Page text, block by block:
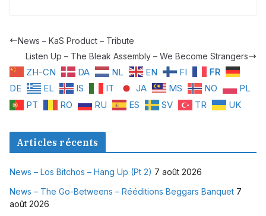
News – KaS Product – Tribute
Listen Up – The Bleak Assembly – We Become Strangers
ZH-CN DA NL EN FI
FR
DE
EL IS IT JA MS NO
PL
PT
RO RU ES SV TR UK
Articles récents
News – Los Bitchos – Hang Up (Pt 2) 7 août 2026
News – The Go-Betweens – Rééditions Beggars Banquet 7
août 2026